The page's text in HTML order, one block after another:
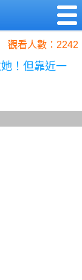
觀看人數：2242
！但靠近一